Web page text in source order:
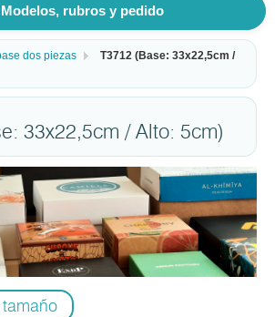
Modelos, rubros y pedido
dos piezas
T3712 (Base: 33x22,5cm /
33x22,5cm / Alto: 5cm)